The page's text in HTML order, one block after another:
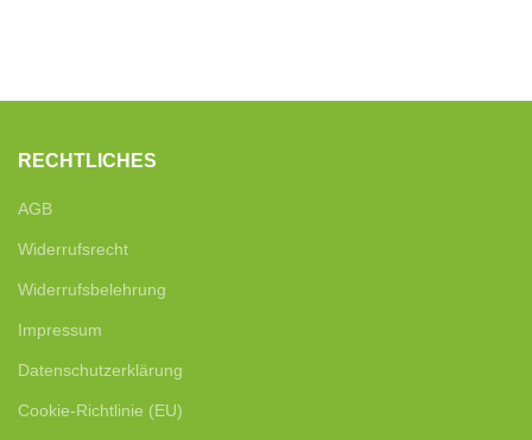
RECHTLICHES
AGB
Widerrufsrecht
Widerrufsbelehrung
Impressum
Datenschutzerklärung
Cookie-Richtlinie (EU)